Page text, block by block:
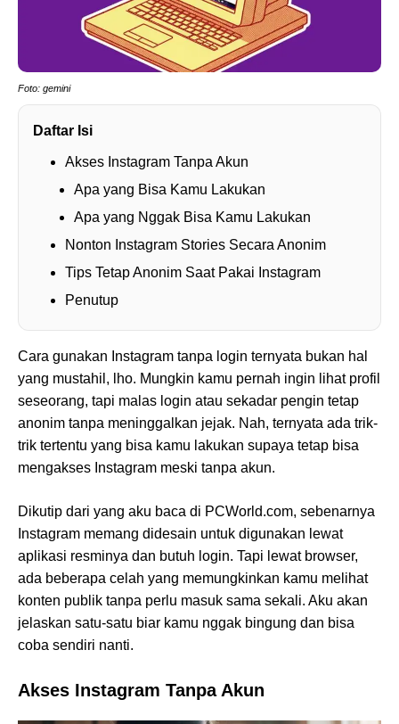
Foto: gemini
Daftar Isi
Akses Instagram Tanpa Akun
Apa yang Bisa Kamu Lakukan
Apa yang Nggak Bisa Kamu Lakukan
Nonton Instagram Stories Secara Anonim
Tips Tetap Anonim Saat Pakai Instagram
Penutup
Cara gunakan Instagram tanpa login ternyata bukan hal
yang mustahil, lho. Mungkin kamu pernah ingin lihat profil
seseorang, tapi malas login atau sekadar pengin tetap
anonim tanpa meninggalkan jejak. Nah, ternyata ada trik-
trik tertentu yang bisa kamu lakukan supaya tetap bisa
mengakses Instagram meski tanpa akun.
Dikutip dari yang aku baca di PCWorld.com, sebenarnya
Instagram memang didesain untuk digunakan lewat
aplikasi resminya dan butuh login. Tapi lewat browser,
ada beberapa celah yang memungkinkan kamu melihat
konten publik tanpa perlu masuk sama sekali. Aku akan
jelaskan satu-satu biar kamu nggak bingung dan bisa
coba sendiri nanti.
Akses Instagram Tanpa Akun